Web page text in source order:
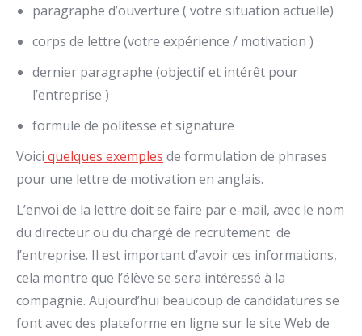
paragraphe d’ouverture ( votre situation actuelle)
corps de lettre (votre expérience / motivation )
dernier paragraphe (objectif et intérêt pour
l’entreprise )
formule de politesse et signature
Voici quelques exemples de formulation de phrases
pour une lettre de motivation en anglais.
L’envoi de la lettre doit se faire par e-mail, avec le nom
du directeur ou du chargé de recrutement de
l’entreprise. Il est important d’avoir ces informations,
cela montre que l’élève se sera intéressé à la
compagnie. Aujourd’hui beaucoup de candidatures se
font avec des plateforme en ligne sur le site Web de